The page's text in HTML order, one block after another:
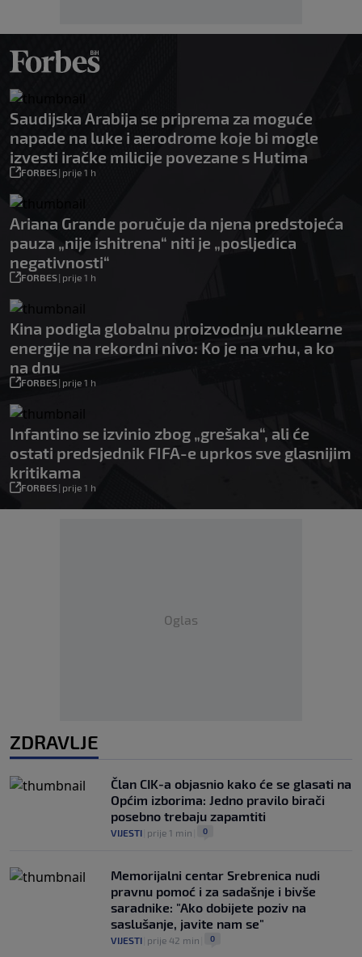
Saudijska Arabija se priprema za moguće
napade na luke i aerodrome koje bi mogle
izvesti iračke milicije povezane s Hutima
FORBES| prije 1 h
Ariana Grande poručuje da njena predstojeća
pauza „nije ishitrena“ niti je „posljedica
negativnosti“
FORBES| prije 1 h
Kina podigla globalnu proizvodnju nuklearne
energije na rekordni nivo: Ko je na vrhu, a ko
na dnu
FORBES| prije 1 h
Infantino se izvinio zbog „grešaka“, ali će
ostati predsjednik FIFA-e uprkos sve glasnijim
kritikama
FORBES| prije 1 h
Oglas
ZDRAVLJE
Član CIK-a objasnio kako će se glasati na
Općim izborima: Jedno pravilo birači
posebno trebaju zapamtiti
VIJESTI prije 1 min 0
Memorijalni centar Srebrenica nudi
pravnu pomoć i za sadašnje i bivše
saradnike: "Ako dobijete poziv na
saslušanje, javite nam se"
VIJESTI prije 42 min 0